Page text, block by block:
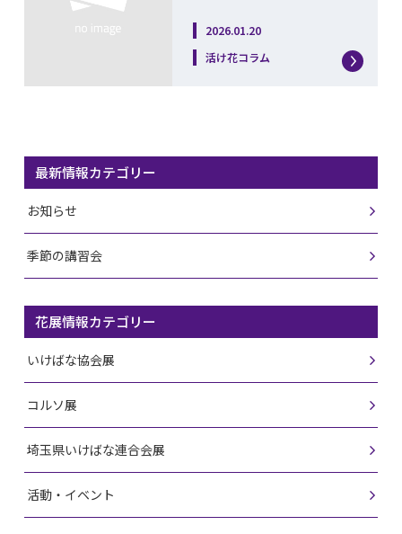
2026.01.20
活け花コラム
最新情報カテゴリー
お知らせ
季節の講習会
花展情報カテゴリー
いけばな協会展
コルソ展
埼玉県いけばな連合会展
活動・イベント